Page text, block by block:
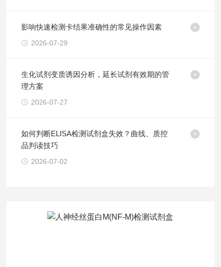
影响快速检测卡结果准确性的常见操作因素
2026-07-29
生化试剂变质诱因分析，延长试剂有效期的管
理方案
2026-07-27
如何判断ELISA检测试剂盒失效？曲线、质控
品判读技巧
2026-07-02